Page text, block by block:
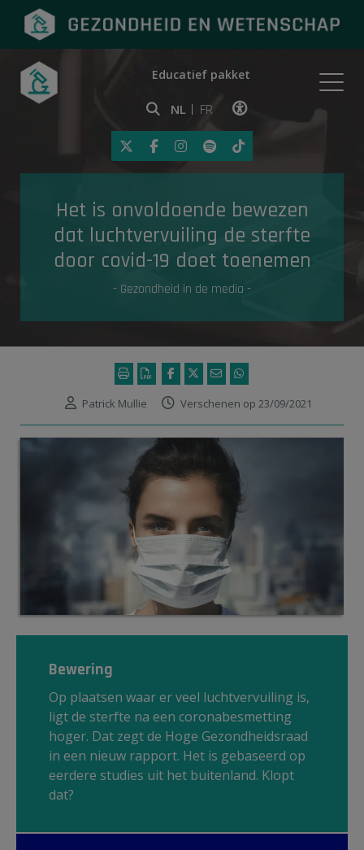
Onderwerpen
Gezondheid in de media
Educatief pakket
NL FR
Klik op deze link om
Het is onvoldoende bewezen
dat luchtvervuiling de sterfte
door covid-19 doet toenemen
- Gezondheid in de media -
Patrick Mullie Verschenen op 23/09/2021
Bewering
Op plaatsen waar er veel luchtvervuiling is,
ligt de sterfte na een coronabesmetting
hoger. Dat zegt de Hoge Gezondheidsraad
in een nieuw rapport. Het is gebaseerd op
eerdere studies uit het buitenland. Klopt
dat?